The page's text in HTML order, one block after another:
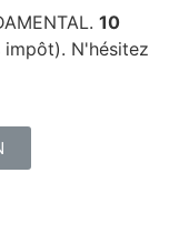
10
N'hésitez